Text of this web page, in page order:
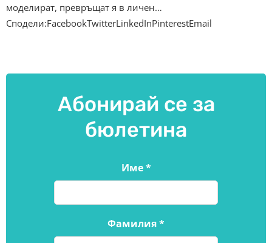
моделират, превръщат я в личен…
Сподели:FacebookTwitterLinkedInPinterestEmail
Абонирай се за
бюлетина
Име*
Фамилия*